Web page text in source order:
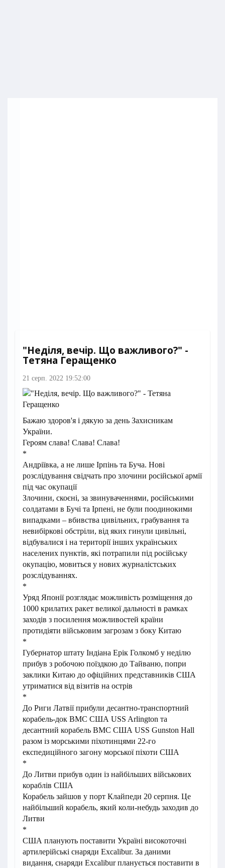
"Неділя, вечір. Що важливого?" -
Тетяна Геращенко
21 серп. 2022 19:52:00
Бажаю здоров'я і дякую за день Захисникам
України.
Героям слава! Слава! Слава!
*
Андріївка, а не лише Ірпінь та Буча. Нові
розслідування свідчать про злочини російської армії
під час окупації
Злочини, скоєні, за звинуваченнями, російськими
солдатами в Бучі та Ірпені, не були поодинокими
випадками – вбивства цивільних, грабування та
невибіркові обстріли, від яких гинули цивільні,
відбувалися і на території інших українських
населених пунктів, які потрапили під російську
окупацію, мовиться у нових журналістських
розслідуваннях.
*
Уряд Японії розглядає можливість розміщення до
1000 крилатих ракет великої дальності в рамках
заходів з посилення можливостей країни
протидіяти військовим загрозам з боку Китаю
*
Губернатор штату Індіана Ерік Голкомб у неділю
прибув з робочою поїздкою до Тайваню, попри
заклики Китаю до офіційних представників США
утриматися від візитів на острів
*
До Риги Латвії прибули десантно-транспортний
корабель-док ВМС США USS Arlington та
десантний корабель ВМС США USS Gunston Hall
разом із морськими піхотинцями 22-го
експедиційного загону морської піхоти США
*
До Литви прибув один із найбільших військових
кораблів США
Корабель зайшов у порт Клайпеди 20 серпня. Це
найбільший корабель, який коли-небудь заходив до
Литви
*
США планують поставити Україні високоточні
артилерійські снаряди Excalibur. За даними
видання, снаряди Excalibur планується поставити в